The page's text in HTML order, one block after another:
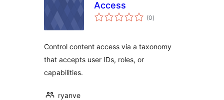
Access
(0કુલ
રેટિંગ્સ
)
Control content access via a taxonomy
that accepts user IDs, roles, or
capabilities.
ryanve